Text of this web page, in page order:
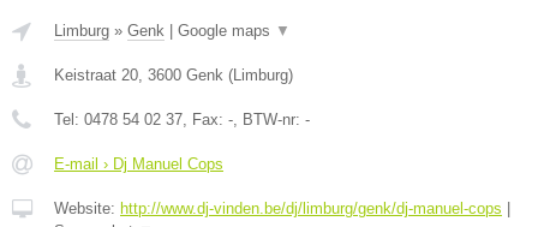
Limburg » Genk Google maps ▼
Keistraat 20, 3600 Genk (Limburg)
Tel: 0478 54 02 37, Fax: -, BTW-nr: -
E-mail › Dj Manuel Cops
Website: http://www.dj-vinden.be/dj/limburg/genk/dj-manuel-cops